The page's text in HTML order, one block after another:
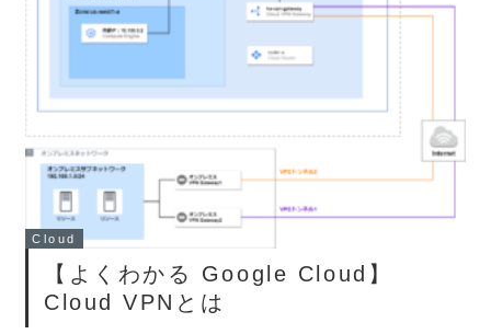
Cloud
【よくわかる Google Cloud】
Cloud VPNとは